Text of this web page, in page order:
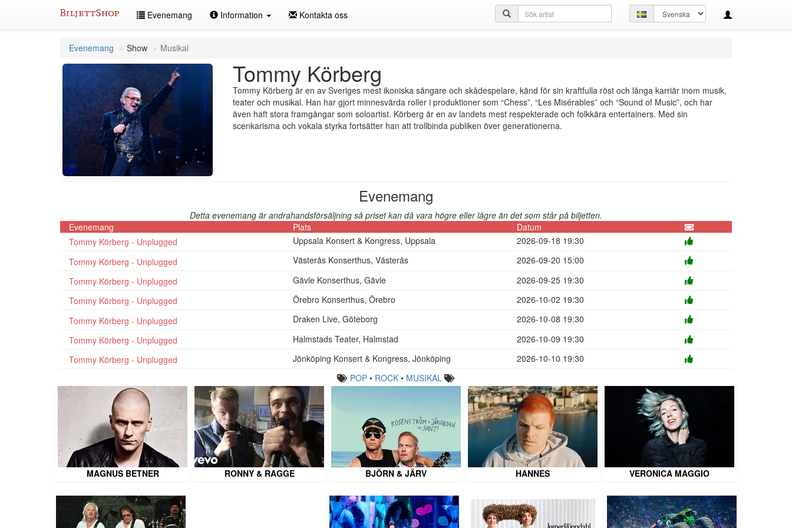
Evenemang Information Kontakta oss
Ställ
in
språk
Sökfråga
Evenemang Show Musikal
Tommy Körberg
Tommy Körberg är en av Sveriges mest ikoniska sångare och skådespelare, känd för sin kraftfulla röst och långa karriär inom musik,
teater och musikal. Han har gjort minnesvärda roller i produktioner som “Chess”, “Les Misérables” och “Sound of Music”, och har
även haft stora framgångar som soloartist. Körberg är en av landets mest respekterade och folkkära entertainers. Med sin
scenkarisma och vokala styrka fortsätter han att trollbinda publiken över generationerna.
Evenemang
Detta evenemang är andrahandsförsäljning så priset kan då vara högre eller lägre än det som står på biljetten.
Evenemang
Plats
Datum
Tommy Körberg - Unplugged
Uppsala Konsert & Kongress, Uppsala
2026-09-18 19:30
Tommy Körberg - Unplugged
Västerås Konserthus, Västerås
2026-09-20 15:00
Tommy Körberg - Unplugged
Gävle Konserthus, Gävle
2026-09-25 19:30
Tommy Körberg - Unplugged
Örebro Konserthus, Örebro
2026-10-02 19:30
Tommy Körberg - Unplugged
Draken Live, Göteborg
2026-10-08 19:30
Tommy Körberg - Unplugged
Halmstads Teater, Halmstad
2026-10-09 19:30
Tommy Körberg - Unplugged
Jönköping Konsert & Kongress, Jönköping
2026-10-10 19:30
POP • ROCK • MUSIKAL
MAGNUS BETNER RONNY & RAGGE BJÖRN & JÄRV HANNES VERONICA MAGGIO